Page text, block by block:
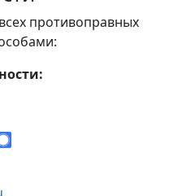
противоправных